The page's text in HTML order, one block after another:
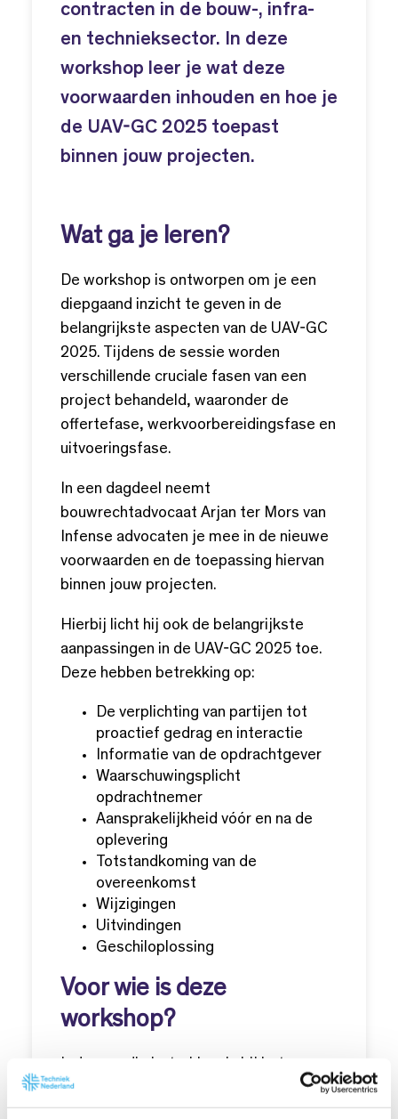
contracten in de bouw-, infra-
en technieksector. In deze
workshop leer je wat deze
voorwaarden inhouden en hoe je
de UAV-GC 2025 toepast
binnen jouw projecten.
Wat ga je leren?
De workshop is ontworpen om je een
diepgaand inzicht te geven in de
belangrijkste aspecten van de UAV-GC
2025. Tijdens de sessie worden
verschillende cruciale fasen van een
project behandeld, waaronder de
offertefase, werkvoorbereidingsfase en
uitvoeringsfase.
In een dagdeel neemt
bouwrechtadvocaat Arjan ter Mors van
Infense advocaten je mee in de nieuwe
voorwaarden en de toepassing hiervan
binnen jouw projecten.
Hierbij licht hij ook de belangrijkste
aanpassingen in de UAV-GC 2025 toe.
Deze hebben betrekking op:
De verplichting van partijen tot
proactief gedrag en interactie
Informatie van de opdrachtgever
Waarschuwingsplicht
opdrachtnemer
Aansprakelijkheid vóór en na de
oplevering
Totstandkoming van de
overeenkomst
Wijzigingen
Uitvindingen
Geschiloplossing
Voor wie is deze
workshop?
financiële en logistieke aspect van
projecten, van calculatoren tot